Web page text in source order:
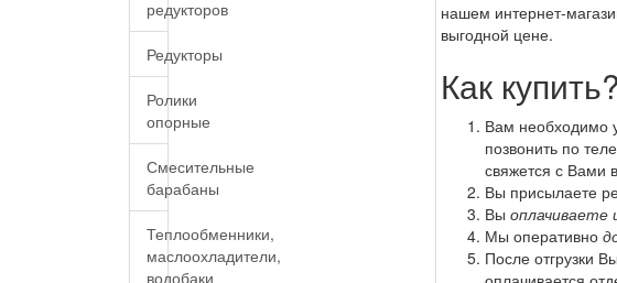
редукторов
Редукторы
Ролики
опорные
Смесительные
барабаны
Теплообменники,
маслоохладители,
водобаки
нашем интернет-
выгодной цене.
Как купить?
Вам необходимо
позвонить по
свяжется с Вами
Вы присылаете
Вы оплачиваете
Мы оперативно
После отгрузки